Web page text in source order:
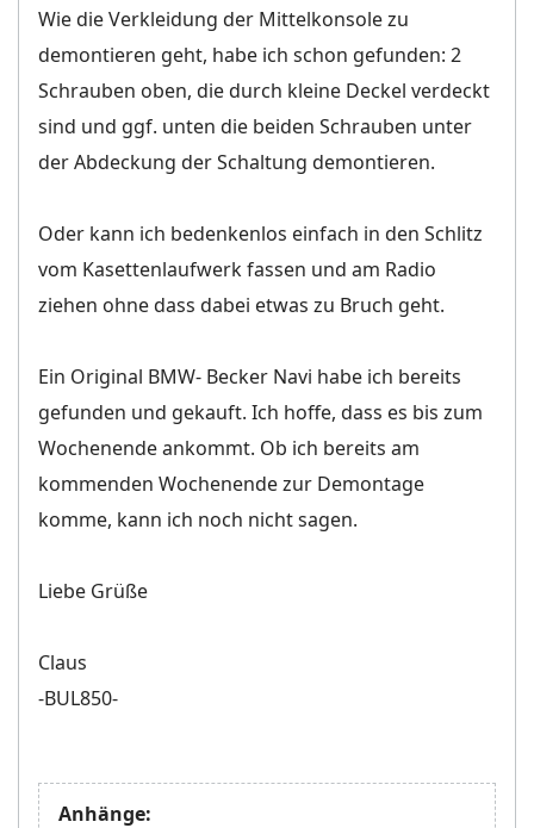
Wie die Verkleidung der Mittelkonsole zu
demontieren geht, habe ich schon gefunden: 2
Schrauben oben, die durch kleine Deckel verdeckt
sind und ggf. unten die beiden Schrauben unter
der Abdeckung der Schaltung demontieren.
Oder kann ich bedenkenlos einfach in den Schlitz
vom Kasettenlaufwerk fassen und am Radio
ziehen ohne dass dabei etwas zu Bruch geht.
Ein Original BMW- Becker Navi habe ich bereits
gefunden und gekauft. Ich hoffe, dass es bis zum
Wochenende ankommt. Ob ich bereits am
kommenden Wochenende zur Demontage
komme, kann ich noch nicht sagen.
Liebe Grüße
Claus
-BUL850-
Anhänge: